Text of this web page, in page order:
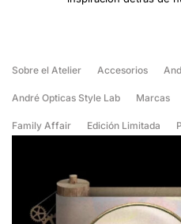
Sobre el Atelier Accesorios
André Opticas Style Lab Marcas
Family Affair Edición Limitada